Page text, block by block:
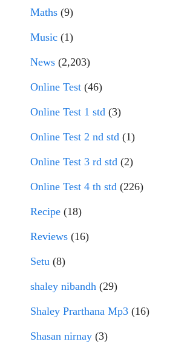
Maths (9)
Music (1)
News (2,203)
Online Test (46)
Online Test 1 std (3)
Online Test 2 nd std (1)
Online Test 3 rd std (2)
Online Test 4 th std (226)
Recipe (18)
Reviews (16)
Setu (8)
shaley nibandh (29)
Shaley Prarthana Mp3 (16)
Shasan nirnay (3)